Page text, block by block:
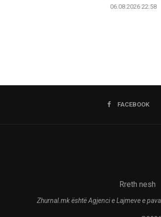
06.08.2026 22:58
FACEBOOK
Rreth nesh
Zhurnal.mk është Agjenci e Lajmeve e